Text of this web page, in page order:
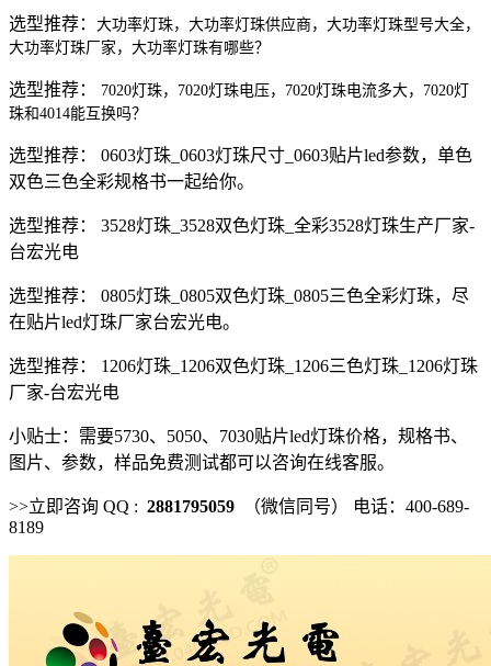
选型推荐： 大功率灯珠，大功率灯珠供应商，大功率灯珠型号大全，
大功率灯珠厂家，大功率灯珠有哪些？
选型推荐：
7020灯珠，7020灯珠电压，7020灯珠电流多大，7020灯
珠和4014能互换吗？
选型推荐： 0603灯珠_0603灯珠尺寸_0603贴片led参数，单色
双色三色全彩规格书一起给你。
选型推荐： 3528灯珠_3528双色灯珠_全彩3528灯珠生产厂家-
台宏光电
选型推荐： 0805灯珠_0805双色灯珠_0805三色全彩灯珠，尽
在贴片led灯珠厂家台宏光电。
选型推荐： 1206灯珠_1206双色灯珠_1206三色灯珠_1206灯珠
厂家-台宏光电
小贴士：需要5730、5050、7030贴片led灯珠价格，规格书、
图片、参数，样品免费测试都可以咨询在线客服。
>>立即咨询 QQ : 2881795059
（微信同号） 电话：400-689-
8189